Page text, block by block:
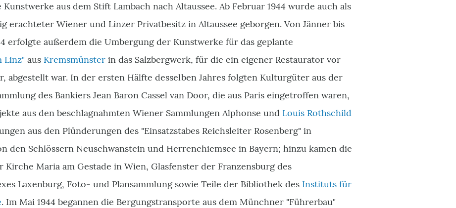
aus dem Stift Lambach nach Altaussee. Ab Februar 1944 wurde auch als
erachteter Wiener und Linzer Privatbesitz in Altaussee geborgen. Von Jänner bis
erfolgte außerdem die Umbergung der Kunstwerke für das geplante
Linz" aus Kremsmünster in das Salzbergwerk, für die ein eigener Restaurator vor
abgestellt war. In der ersten Hälfte desselben Jahres folgten Kulturgüter aus der
des Bankiers Jean Baron Cassel van Door, die aus Paris eingetroffen waren,
aus den beschlagnahmten Wiener Sammlungen Alphonse und Louis Rothschild
aus den Plünderungen des "Einsatzstabes Reichsleiter Rosenberg" in
den Schlössern Neuschwanstein und Herrenchiemsee in Bayern; hinzu kamen die
Kirche Maria am Gestade in Wien, Glasfenster der Franzensburg des
Laxenburg, Foto- und Plansammlung sowie Teile der Bibliothek des Instituts für
. Im Mai 1944 begannen die Bergungstransporte aus dem Münchner "Führerbau"